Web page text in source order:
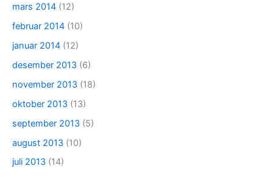
mars 2014 (12)
februar 2014 (10)
januar 2014 (12)
desember 2013 (6)
november 2013 (18)
oktober 2013 (13)
september 2013 (5)
august 2013 (10)
juli 2013 (14)